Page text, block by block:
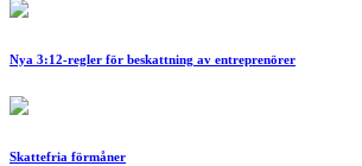
Nya 3:12-regler för beskattning av entreprenörer
Skattefria förmåner